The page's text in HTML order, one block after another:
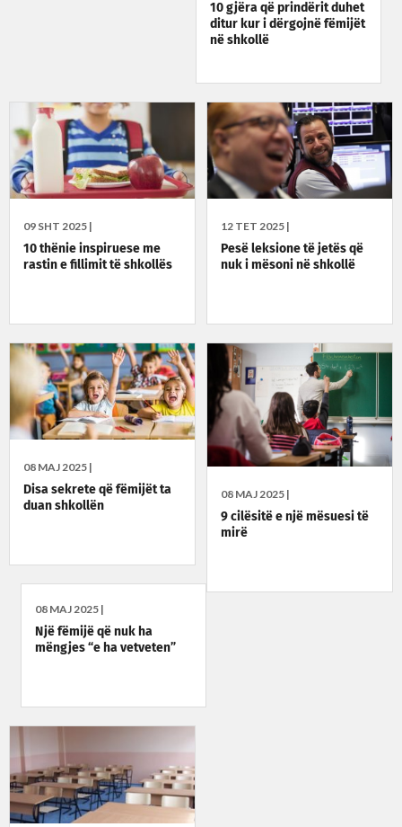
10 gjëra që prindërit duhet
ditur kur i dërgojnë fëmijët
në shkollë
12 TET 2025 |
Pesë leksione të jetës që
nuk i mësoni në shkollë
09 SHT 2025 |
10 thënie inspiruese me
rastin e fillimit të shkollës
08 MAJ 2025 |
9 cilësitë e një mësuesi të
mirë
08 MAJ 2025 |
Disa sekrete që fëmijët ta
duan shkollën
08 MAJ 2025 |
Një fëmijë që nuk ha
mëngjes “e ha vetveten”